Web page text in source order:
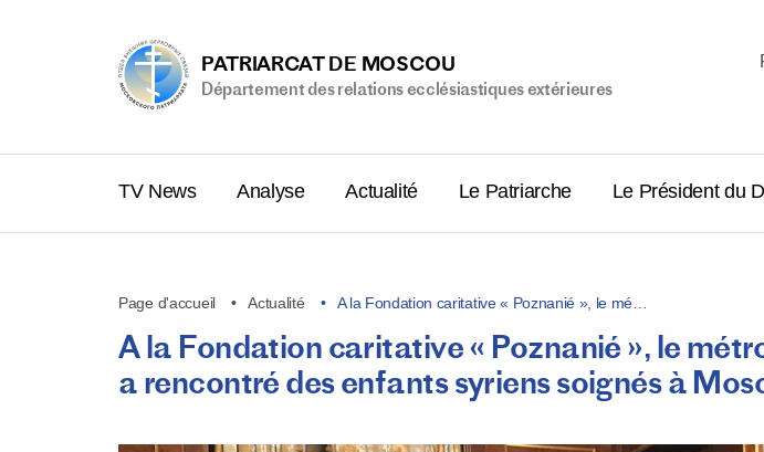
PATRIARCAT DE MOSCOU
Département des relations ecclésiastiques extérieures
TV News Analyse Actualité Le Patriarche Le Président du
Page d'accueil Actualité A la Fondation caritative « Poznanié », le mé…
A la Fondation caritative « Poznanié », le
a rencontré des enfants syriens soignés à